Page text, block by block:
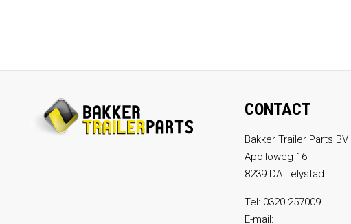
CONTACT
Bakker Trailer Parts BV
Apolloweg 16
8239 DA Lelystad
Tel: 0320 257009
E-mail: